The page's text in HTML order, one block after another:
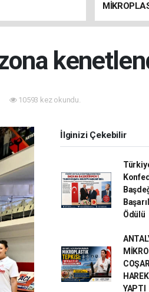
10593 kez okundu.
İlginizi Çekebilir
Ödülü
YAPTI